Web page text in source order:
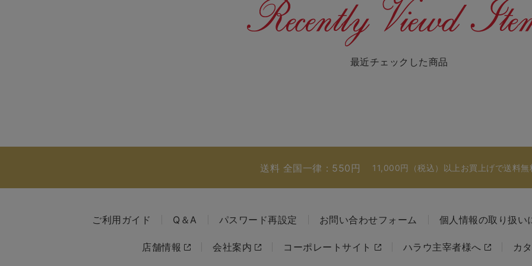
最近チェックした商品
送料 全国一律：550円 11,000円（税込）以上お買上げで送料無
ご利用ガイド Q＆A パスワード再設定 お問い合わせフォーム 個人情報の取り扱い
店舗情報 会社案内 コーポレートサイト ハラウ主宰者様へ カ